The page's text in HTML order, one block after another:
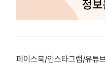
페이스북/인스타그램/유튜